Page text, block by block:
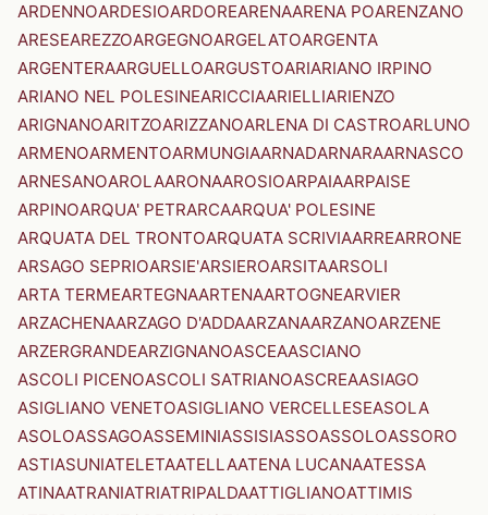
ARDENNOARDESIOARDOREARENAARENA POARENZANO
ARESEAREZZOARGEGNOARGELATOARGENTA
ARGENTERAARGUELLOARGUSTOARIARIANO IRPINO
ARIANO NEL POLESINEARICCIAARIELLIARIENZO
ARIGNANOARITZOARIZZANOARLENA DI CASTROARLUNO
ARMENOARMENTOARMUNGIAARNADARNARAARNASCO
ARNESANOAROLAARONAAROSIOARPAIAARPAISE
ARPINOARQUA' PETRARCAARQUA' POLESINE
ARQUATA DEL TRONTOARQUATA SCRIVIAARREARRONE
ARSAGO SEPRIOARSIE'ARSIEROARSITAARSOLI
ARTA TERMEARTEGNAARTENAARTOGNEARVIER
ARZACHENAARZAGO D'ADDAARZANAARZANOARZENE
ARZERGRANDEARZIGNANOASCEAASCIANO
ASCOLI PICENOASCOLI SATRIANOASCREAASIAGO
ASIGLIANO VENETOASIGLIANO VERCELLESEASOLA
ASOLOASSAGOASSEMINIASSISIASSOASSOLOASSORO
ASTIASUNIATELETAATELLAATENA LUCANAATESSA
ATINAATRANIATRIATRIPALDAATTIGLIANOATTIMIS